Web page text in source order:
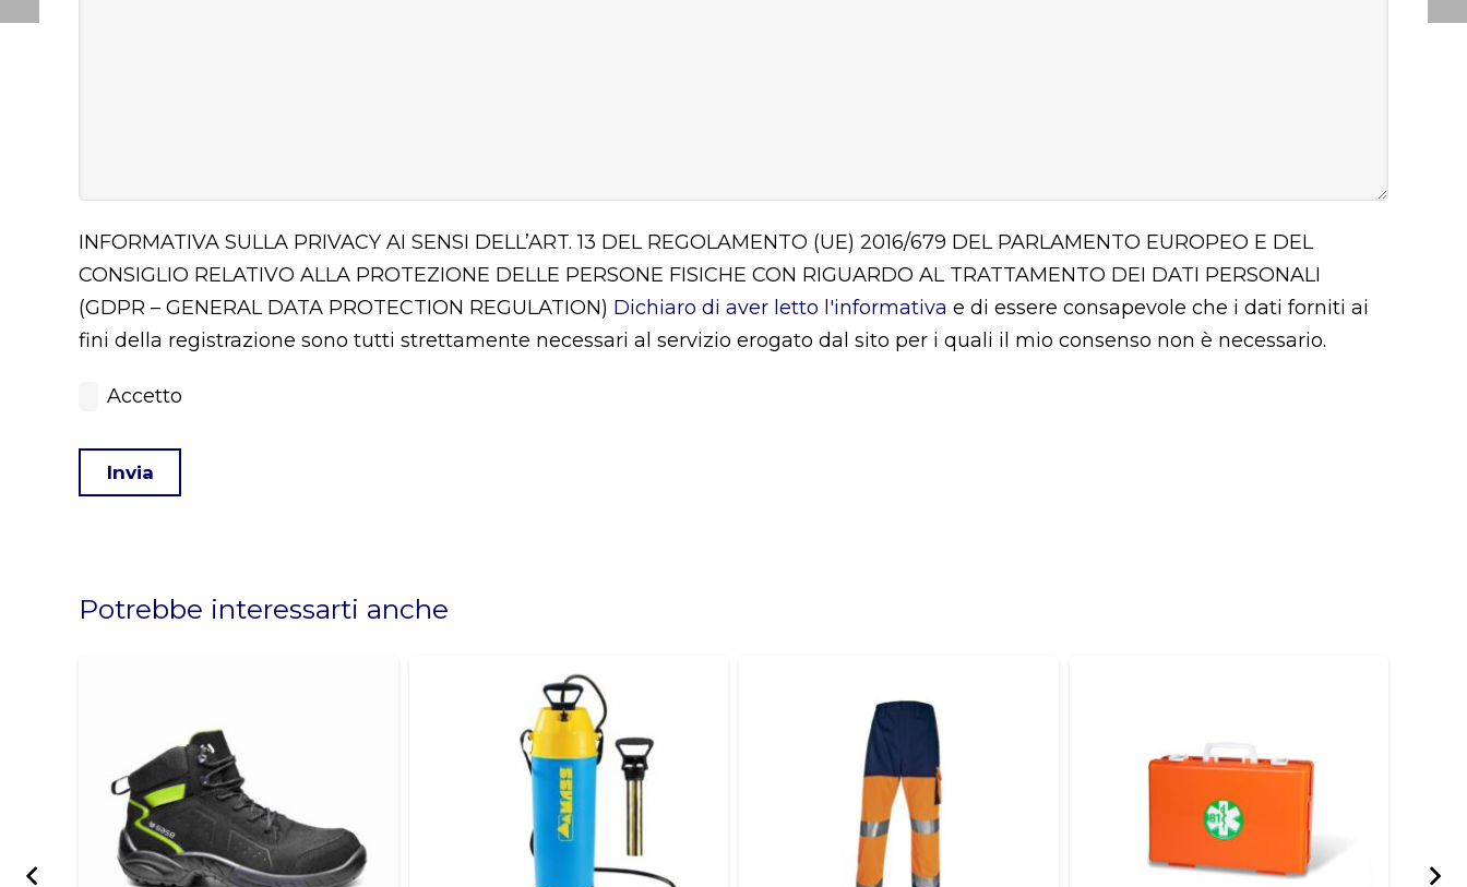
INFORMATIVA SULLA PRIVACY AI SENSI DELL’ART. 13 DEL REGOLAMENTO (UE) 2016/679 DEL PARLAMENTO EUROPEO E DEL
CONSIGLIO RELATIVO ALLA PROTEZIONE DELLE PERSONE FISICHE CON RIGUARDO AL TRATTAMENTO DEI DATI PERSONALI
(GDPR – GENERAL DATA PROTECTION REGULATION) Dichiaro di aver letto l'informativa e di essere consapevole che i dati forniti ai
fini della registrazione sono tutti strettamente necessari al servizio erogato dal sito per i quali il mio consenso non è necessario.
Accetto
Invia
should
Potrebbe interessarti anche